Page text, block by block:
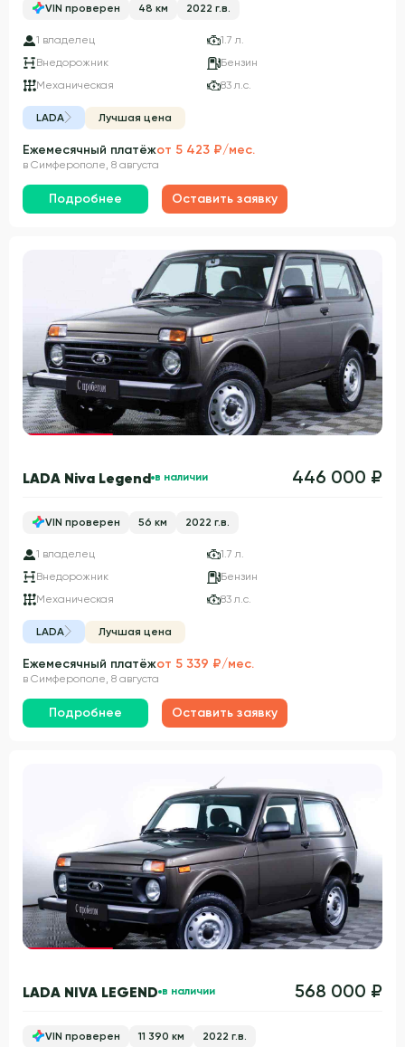
VIN проверен 48 км 2022 г.в.
1 владелец
1.7 л.
Внедорожник
Бензин
Механическая
83 л.с.
LADA Лучшая цена
Ежемесячный платёжот 5 423 ₽/мес.
в Симферополе, 8 августа
Подробнее Оставить заявку
Гарантия 3 года
LADA Niva Legend в наличии 446 000 ₽
VIN проверен 56 км 2022 г.в.
1 владелец
1.7 л.
Внедорожник
Бензин
Механическая
83 л.с.
LADA Лучшая цена
Ежемесячный платёжот 5 339 ₽/мес.
в Симферополе, 8 августа
Подробнее Оставить заявку
Гарантия 3 года
LADA NIVA LEGEND в наличии 568 000 ₽
VIN проверен 11 390 км 2022 г.в.